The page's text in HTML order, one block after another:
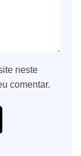
neste
comentar.